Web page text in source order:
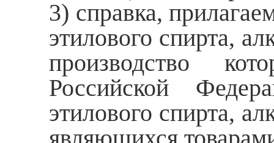
3) справка,
этилового спирта,
производство
Российской
этилового спирта,